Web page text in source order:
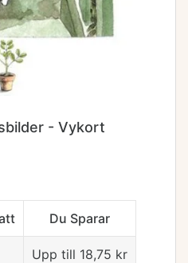
- Vykort
Du Sparar
Upp till 18,75 kr